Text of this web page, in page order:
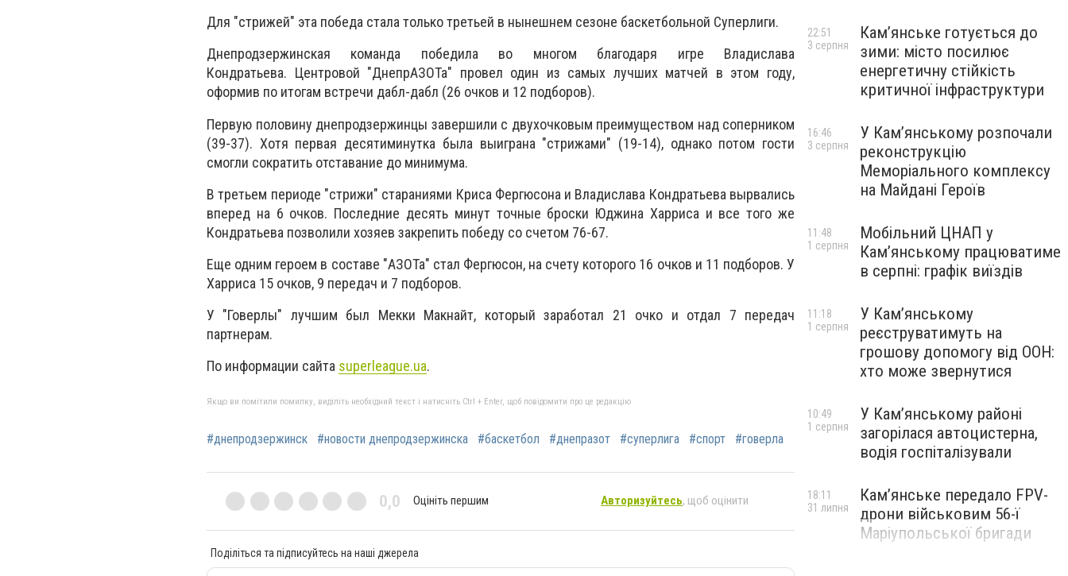
Для "стрижей" эта победа стала только третьей в нынешнем сезоне баскетбольной Суперлиги.
Днепродзержинская команда победила во многом благодаря игре Владислава
Кондратьева. Центровой "ДнепрАЗОТа" провел один из самых лучших матчей в этом году,
оформив по итогам встречи дабл-дабл (26 очков и 12 подборов).
Первую половину днепродзержинцы завершили с двухочковым преимуществом над соперником
(39-37). Хотя первая десятиминутка была выиграна "стрижами" (19-14), однако потом гости
смогли сократить отставание до минимума.
В третьем периоде "стрижи" стараниями Криса Фергюсона и Владислава Кондратьева вырвались
вперед на 6 очков. Последние десять минут точные броски Юджина Харриса и все того же
Кондратьева позволили хозяев закрепить победу со счетом 76-67.
Еще одним героем в составе "АЗОТа" стал Фергюсон, на счету которого 16 очков и 11 подборов. У
Харриса 15 очков, 9 передач и 7 подборов.
У "Говерлы" лучшим был Мекки Макнайт, который заработал 21 очко и отдал 7 передач
партнерам.
По информации сайта superleague.ua.
Якщо ви помітили помилку, виділіть необхідний текст і натисніть Ctrl + Enter, щоб повідомити про це редакцію
#днепродзержинск #новости днепродзержинска #баскетбол #днепразот #суперлига #спорт #говерла
0,0 Оцініть першим Авторизуйтесь, щоб оцінити
Поділіться та підписуйтесь на наші джерела
Кам’янське готується до
зими: місто посилює
енергетичну стійкість
критичної інфраструктури
22:51
3 серпня
У Кам’янському розпочали
реконструкцію
Меморіального комплексу
на Майдані Героїв
16:46
3 серпня
Мобільний ЦНАП у
Кам’янському працюватиме
в серпні: графік виїздів
11:48
1 серпня
У Кам’янському
реєструватимуть на
грошову допомогу від ООН:
хто може звернутися
11:18
1 серпня
У Кам’янському районі
загорілася автоцистерна,
водія госпіталізували
10:49
1 серпня
Кам’янське передало FPV-
дрони військовим 56-ї
Маріупольської бригади
18:11
31 липня